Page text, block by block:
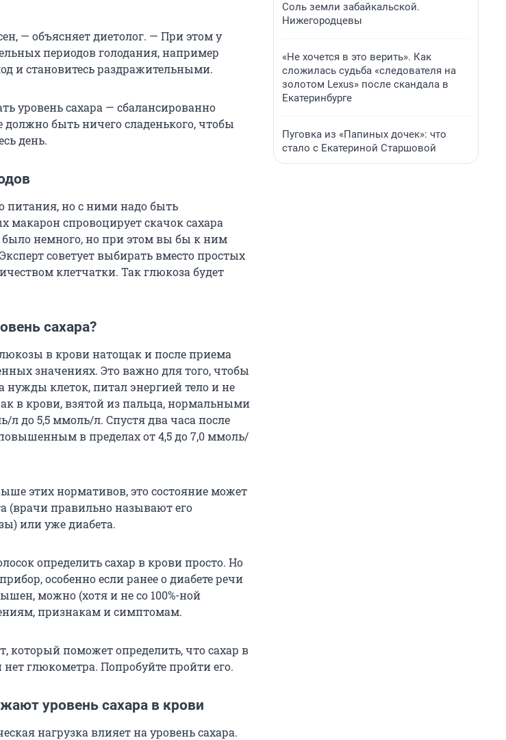
— объясняет диетолог. — При этом у
периодов голодания, например
и становитесь раздражительными.
уровень сахара — сбалансированно
должно быть ничего сладенького, чтобы
день.
питания, но с ними надо быть
спровоцирует скачок сахара
было немного, но при этом вы бы к ним
советует выбирать вместо простых
клетчатки. Так глюкоза будет
сахара?
в крови натощак и после приема
значениях. Это важно для того, чтобы
нужды клеток, питал энергией тело и не
в крови, взятой из пальца, нормальными
до 5,5 ммоль/л. Спустя два часа после
в пределах от 4,5 до 7,0 ммоль/
этих нормативов, это состояние может
(врачи правильно называют его
или уже диабета.
определить сахар в крови просто. Но
особенно если ранее о диабете речи
можно (хотя и не со 100%-ной
признакам и симптомам.
который поможет определить, что сахар в
глюкометра. Попробуйте пройти его.
уровень сахара в крови
нагрузка влияет на уровень сахара.
Соль земли забайкальской.
Нижегородцевы
«Не хочется в это верить». Как
сложилась судьба «следователя на
золотом Lexus» после скандала в
Екатеринбурге
Пуговка из «Папиных дочек»: что
стало с Екатериной Старшовой